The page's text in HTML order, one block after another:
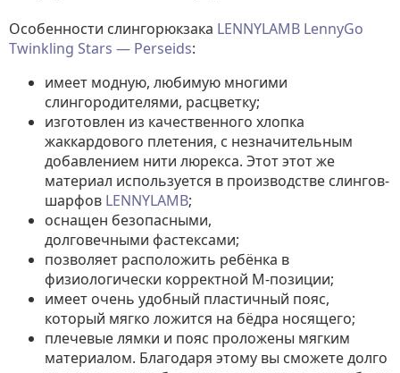
Особенности слингорюкзака LENNYLAMB LennyGo
Twinkling Stars — Perseids:
имеет модную, любимую многими
слингородителями, расцветку;
изготовлен из качественного хлопка
жаккардового плетения, с незначительным
добавлением нити люрекса. Этот этот же
материал используется в производстве слингов-
шарфов LENNYLAMB;
оснащен безопасными,
долговечными фастексами;
позволяет расположить ребёнка в
физиологически корректной М-позиции;
имеет очень удобный пластичный пояс,
который мягко ложится на бёдра носящего;
плечевые лямки и пояс проложены мягким
материалом. Благодаря этому вы сможете долго